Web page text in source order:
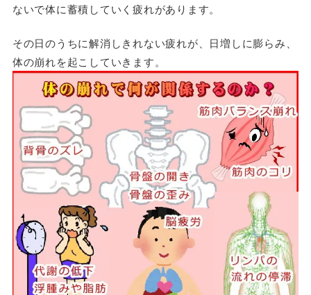
ないで体に蓄積していく疲れがあります。
その日のうちに解消しきれない疲れが、日増しに膨らみ、
体の崩れを起こしていきます。